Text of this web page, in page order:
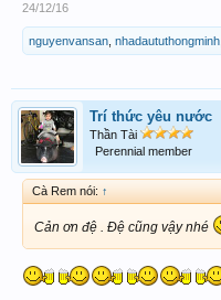
24/12/16
nguyenvansan nhadaututhongminh
Trí thức yêu nước
Thần Tài
Perennial member
Cà Rem nói: ↑
Cản ơn đệ . Đệ cũng vậy nhé